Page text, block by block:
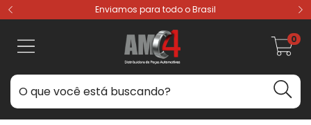
Enviamos para todo o Brasil
0